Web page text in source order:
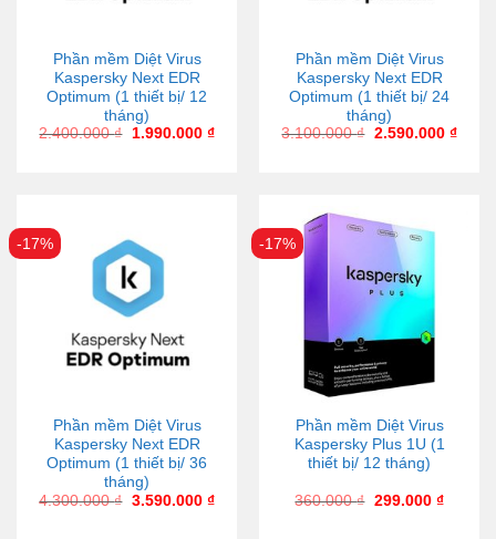
Phần mềm Diệt Virus
Kaspersky Next EDR
Optimum (1 thiết bị/ 12
tháng)
2.400.000₫ 1.990.000 ₫
Phần mềm Diệt Virus
Kaspersky Next EDR
Optimum (1 thiết bị/ 24
tháng)
3.100.000₫ 2.590.000 ₫
-17%
Phần mềm Diệt Virus
Kaspersky Next EDR
Optimum (1 thiết bị/ 36
tháng)
4.300.000₫ 3.590.000 ₫
-17%
Phần mềm Diệt Virus
Kaspersky Plus 1U (1
thiết bị/ 12 tháng)
360.000₫ 299.000 ₫